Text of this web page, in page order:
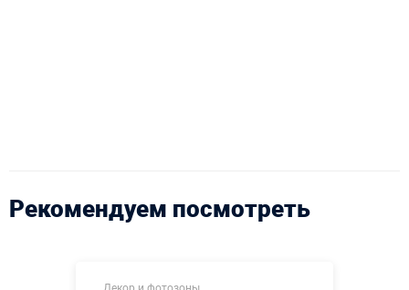
Рекомендуем посмотреть
Декор и фотозоны